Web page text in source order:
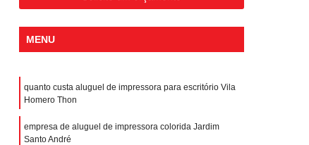
MENU
quanto custa aluguel de impressora para escritório Vila
Homero Thon
empresa de aluguel de impressora colorida Jardim
Santo André